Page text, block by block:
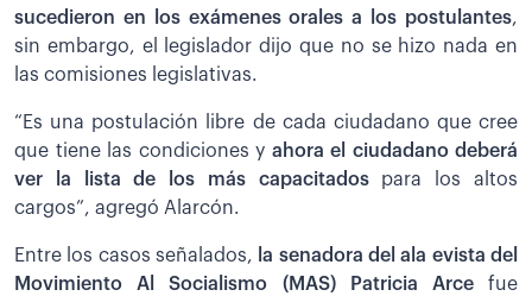
sucedieron en los exámenes orales a los postulantes,
sin embargo, el legislador dijo que no se hizo nada en
las comisiones legislativas.
“Es una postulación libre de cada ciudadano que cree
que tiene las condiciones y ahora el ciudadano deberá
ver la lista de los más capacitadospara los altos
cargos”, agregó Alarcón.
Entre los casos señalados, la senadora del ala evista del
Movimiento Al Socialismo (MAS) Patricia Arce fue